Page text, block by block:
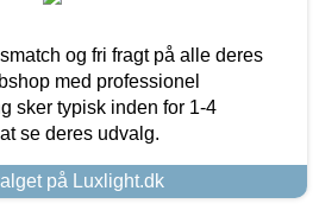
og fri fragt på alle deres
med professionel
sker typisk inden for 1-4
se deres udvalg.
på Luxlight.dk